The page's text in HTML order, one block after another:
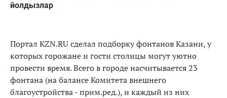
йолдызлар
Портал KZN.RU сделал подборку фонтанов Казани, у
которых горожане и гости столицы могут уютно
провести время. Всего в городе насчитывается 23
фонтана (на балансе Комитета внешнего
благоустройства - прим.ред.), и каждый из них